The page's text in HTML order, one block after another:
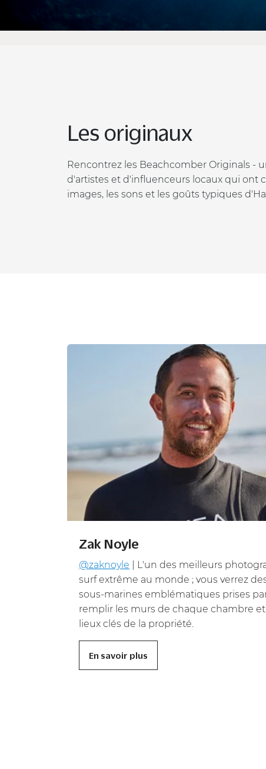
Les originaux
Rencontrez les Beachcomber Originals -
d'artistes et d'influenceurs locaux qui ont
images, les sons et les goûts typiques
Zak Noyle
@zaknoyle | L'un des meilleurs
surf extrême au monde ; vous verrez
sous-marines emblématiques prises
remplir les murs de chaque chambre
lieux clés de la propriété.
En savoir plus